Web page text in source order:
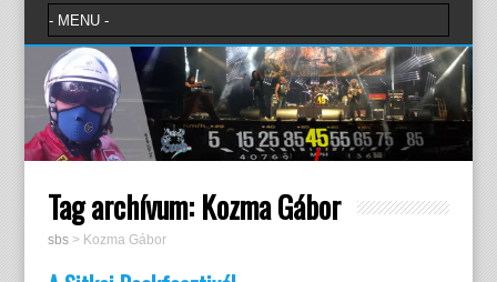
Tag archívum: Kozma Gábor
sbs> Kozma Gábor